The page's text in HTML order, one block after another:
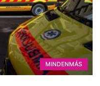
MINDENMÁS